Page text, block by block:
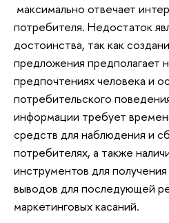
максимально отвечает
потребителя. Недостаток
достоинства, так как
предложения предполагает
предпочтениях человека и
потребительского
информации требует
средств для наблюдения и
потребителях, а также
инструментов для
выводов для последующей
маркетинговых касаний.